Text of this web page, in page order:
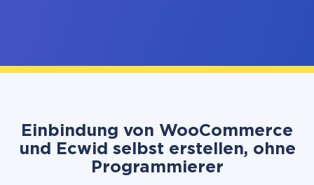
Einbindung von WooCommerce
und Ecwid selbst erstellen, ohne
Programmierer